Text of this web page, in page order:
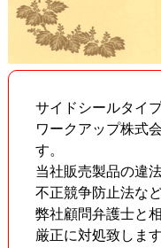
サイドシールタイ
ワークアップ株式
す。
当社販売製品の違
不正競争防止法な
弊社顧問弁護士と
厳正に対処致します